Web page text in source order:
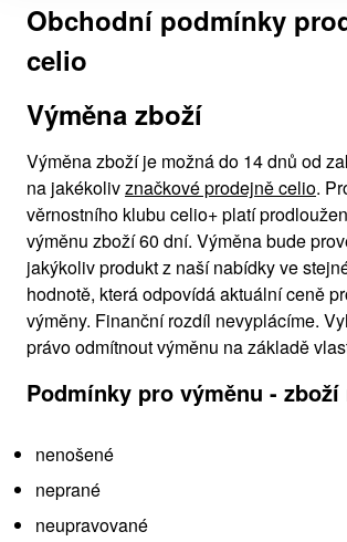
Obchodní podmínky
celio
Výměna zboží
Výměna zboží je možná do 14 dnů od
na jakékolivznačkové prodejně celio.
věrnostního klubu celio+ platí
výměnu zboží 60 dní. Výměna bude
jakýkoliv produkt z naší nabídky ve
hodnotě, která odpovídá aktuální ceně
výměny. Finanční rozdíl nevyplácíme.
právo odmítnout výměnu na základě
Podmínky pro výměnu -
nenošené
neprané
neupravované